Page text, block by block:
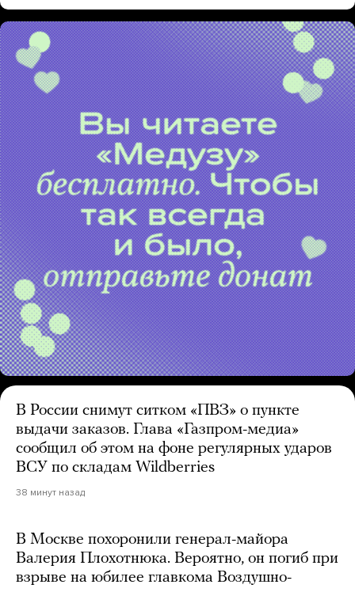
В России снимут ситком «ПВЗ» о пункте
выдачи заказов. Глава «Газпром-медиа»
сообщил об этом на фоне регулярных ударов
ВСУ по складам Wildberries
38 минут назад
В Москве похоронили генерал-майора
Валерия Плохотнюка. Вероятно, он погиб при
взрыве на юбилее главкома Воздушно-